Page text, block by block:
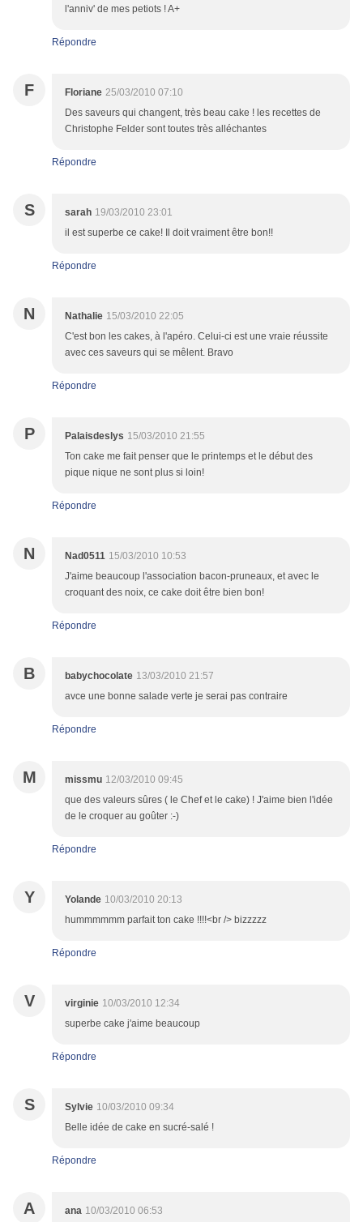
l'anniv' de mes petiots ! A+
Répondre
F Floriane 25/03/2010 07:10
Des saveurs qui changent, très beau cake ! les recettes de
Christophe Felder sont toutes très alléchantes
Répondre
S sarah 19/03/2010 23:01
il est superbe ce cake! Il doit vraiment être bon!!
Répondre
N Nathalie 15/03/2010 22:05
C'est bon les cakes, à l'apéro. Celui-ci est une vraie réussite
avec ces saveurs qui se mêlent. Bravo
Répondre
P Palaisdeslys 15/03/2010 21:55
Ton cake me fait penser que le printemps et le début des
pique nique ne sont plus si loin!
Répondre
N Nad0511 15/03/2010 10:53
J'aime beaucoup l'association bacon-pruneaux, et avec le
croquant des noix, ce cake doit être bien bon!
Répondre
B babychocolate 13/03/2010 21:57
avce une bonne salade verte je serai pas contraire
Répondre
M missmu 12/03/2010 09:45
que des valeurs sûres ( le Chef et le cake) ! J'aime bien l'idée
de le croquer au goûter :-)
Répondre
Y Yolande 10/03/2010 20:13
hummmmmm parfait ton cake !!!!<br /> bizzzzz
Répondre
V virginie 10/03/2010 12:34
superbe cake j'aime beaucoup
Répondre
S Sylvie 10/03/2010 09:34
Belle idée de cake en sucré-salé !
Répondre
A ana 10/03/2010 06:53